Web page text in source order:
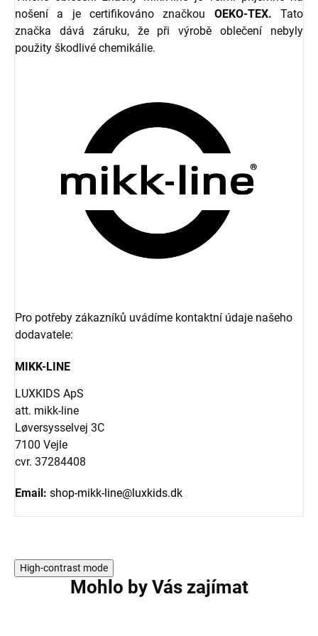
nošení a je certifikováno značkou OEKO-TEX. Tato
značka dává záruku, že při výrobě oblečení nebyly
použity škodlivé chemikálie.
Pro potřeby zákazníků uvádíme kontaktní údaje našeho
dodavatele:
MIKK-LINE
LUXKIDS ApS
att. mikk-line
Løversysselvej 3C
7100 Vejle
cvr. 37284408
Email: shop-mikk-line@luxkids.dk
High-contrast mode
Mohlo by Vás zajímat